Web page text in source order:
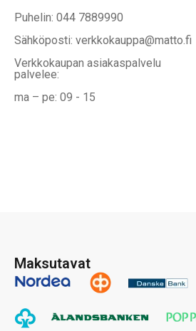
Puhelin: 044 7889990
Sähköposti: verkkokauppa@matto.fi
Verkkokaupan asiakaspalvelu
palvelee:
ma – pe: 09 - 15
Maksutavat